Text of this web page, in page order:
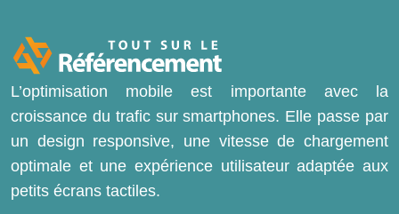
L’optimisation mobile est importante avec la
croissance du trafic sur smartphones. Elle passe par
un design responsive, une vitesse de chargement
optimale et une expérience utilisateur adaptée aux
petits écrans tactiles.